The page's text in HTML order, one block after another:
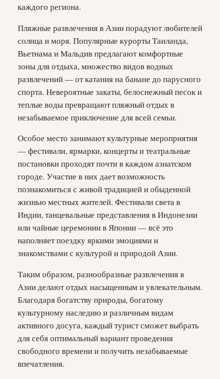
каждого региона.
Пляжные развлечения в Азии порадуют любителей
солнца и моря. Популярные курорты Таиланда,
Вьетнама и Мальдив предлагают комфортные
зоны для отдыха, множество видов водных
развлечений — от катания на банане до парусного
спорта. Невероятные закаты, белоснежный песок и
теплые воды превращают пляжный отдых в
незабываемое приключение для всей семьи.
Особое место занимают культурные мероприятия
— фестивали, ярмарки, концерты и театральные
постановки проходят почти в каждом азиатском
городе. Участие в них дает возможность
познакомиться с живой традицией и обыденной
жизнью местных жителей. Фестивали света в
Индии, танцевальные представления в Индонезии
или чайные церемонии в Японии — всё это
наполняет поездку яркими эмоциями и
знакомствами с культурой и природой Азии.
Таким образом, разнообразные развлечения в
Азии делают отдых насыщенным и увлекательным.
Благодаря богатству природы, богатому
культурному наследию и различным видам
активного досуга, каждый турист сможет выбрать
для себя оптимальный вариант проведения
свободного времени и получить незабываемые
впечатления.